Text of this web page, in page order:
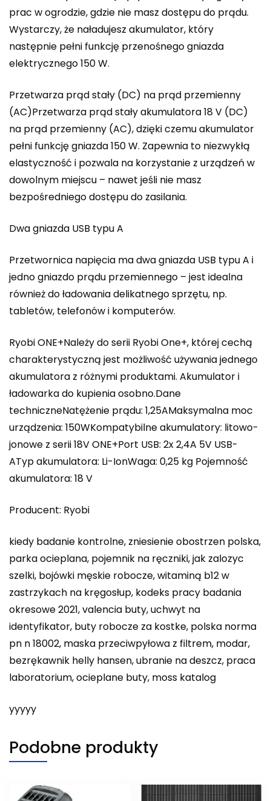
prac w ogrodzie, gdzie nie masz dostępu do prądu.
Wystarczy, że naładujesz akumulator, który
następnie pełni funkcję przenośnego gniazda
elektrycznego 150 W.
Przetwarza prąd stały (DC) na prąd przemienny
(AC)Przetwarza prąd stały akumulatora 18 V (DC)
na prąd przemienny (AC), dzięki czemu akumulator
pełni funkcję gniazda 150 W. Zapewnia to niezwykłą
elastyczność i pozwala na korzystanie z urządzeń w
dowolnym miejscu – nawet jeśli nie masz
bezpośredniego dostępu do zasilania.
Dwa gniazda USB typu A
Przetwornica napięcia ma dwa gniazda USB typu A i
jedno gniazdo prądu przemiennego – jest idealna
również do ładowania delikatnego sprzętu, np.
tabletów, telefonów i komputerów.
Ryobi ONE+Należy do serii Ryobi One+, której cechą
charakterystyczną jest możliwość używania jednego
akumulatora z różnymi produktami. Akumulator i
ładowarka do kupienia osobno.Dane
techniczneNatężenie prądu: 1,25AMaksymalna moc
urządzenia: 150WKompatybilne akumulatory: litowo-
jonowe z serii 18V ONE+Port USB: 2x 2,4A 5V USB-
ATyp akumulatora: Li-IonWaga: 0,25 kg Pojemność
akumulatora: 18 V
Producent: Ryobi
kiedy badanie kontrolne, zniesienie obostrzen polska,
parka ocieplana, pojemnik na ręczniki, jak zalozyc
szelki, bojówki męskie robocze, witaminą b12 w
zastrzykach na kręgosłup, kodeks pracy badania
okresowe 2021, valencia buty, uchwyt na
identyfikator, buty robocze za kostke, polska norma
pn n 18002, maska przeciwpyłowa z filtrem, modar,
bezrękawnik helly hansen, ubranie na deszcz, praca
laboratorium, ocieplane buty, moss katalog
yyyyy
Podobne produkty